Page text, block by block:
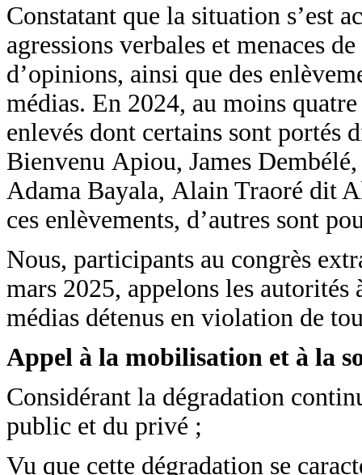
Constatant que la situation s’est
agressions verbales et menaces
d’opinions, ainsi que des
médias. En 2024, au moins
enlevés dont certains sont portés
Bienvenu Apiou, James
Adama Bayala, Alain Traoré dit
ces enlèvements, d’autres sont
Nous, participants au congrès
mars 2025, appelons les
médias détenus en violation de
Appel à la mobilisation et à la
Considérant la dégradation
public et du privé ;
Vu que cette dégradation se